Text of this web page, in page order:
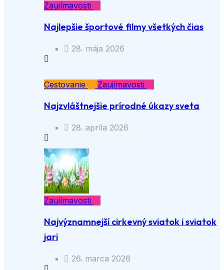
Zaujímavosti
Najlepšie športové filmy všetkých čias
28. mája 2026
Cestovanie Zaujímavosti
Najzvláštnejšie prírodné úkazy sveta
28. apríla 2026
Zaujímavosti
Najvýznamnejší cirkevný sviatok i sviatok
jari
26. marca 2026